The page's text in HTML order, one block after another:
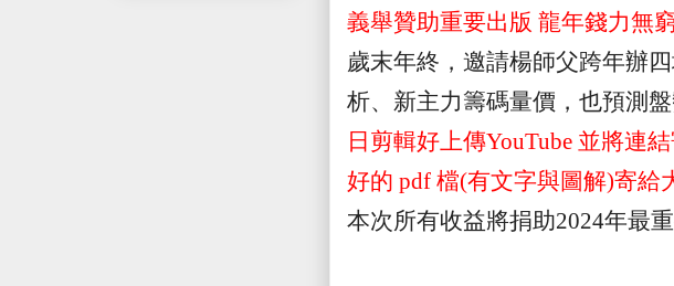
義舉贊助重要出版 龍年錢力無
歲末年終，邀請楊師父跨年辦
析、新主力籌碼量價，也預測
日剪輯好上傳YouTube 並將連
好的 pdf 檔(有文字與圖解)寄給
本次所有收益將捐助2024年最